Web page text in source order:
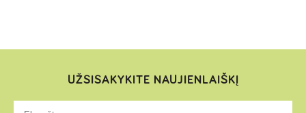
UŽSISAKYKITE NAUJIENLAIŠKĮ